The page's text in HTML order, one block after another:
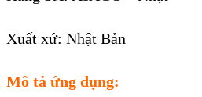
Xuất xứ: Nhật Bản
Mô tả ứng dụng: